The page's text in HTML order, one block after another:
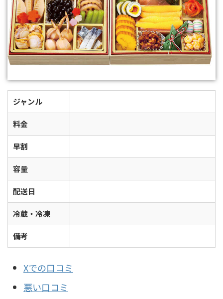
ジャンル
料金
早割
容量
配送日
冷蔵・冷凍
備考
Xでの口コミ
悪い口コミ